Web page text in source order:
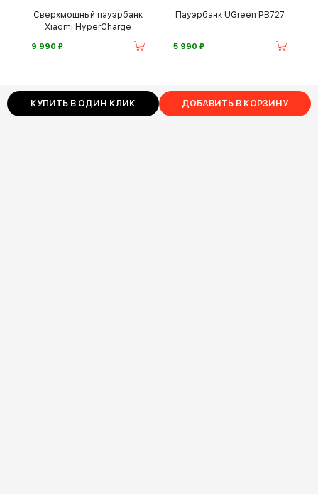
КУПИТЬ В ОДИН КЛИК ДОБАВИТЬ В КОРЗИНУ
Сверхмощный пауэрбанк
Xiaomi HyperCharge
9 990 ⃏
Пауэрбанк UGreen PB727
5 990 ⃏